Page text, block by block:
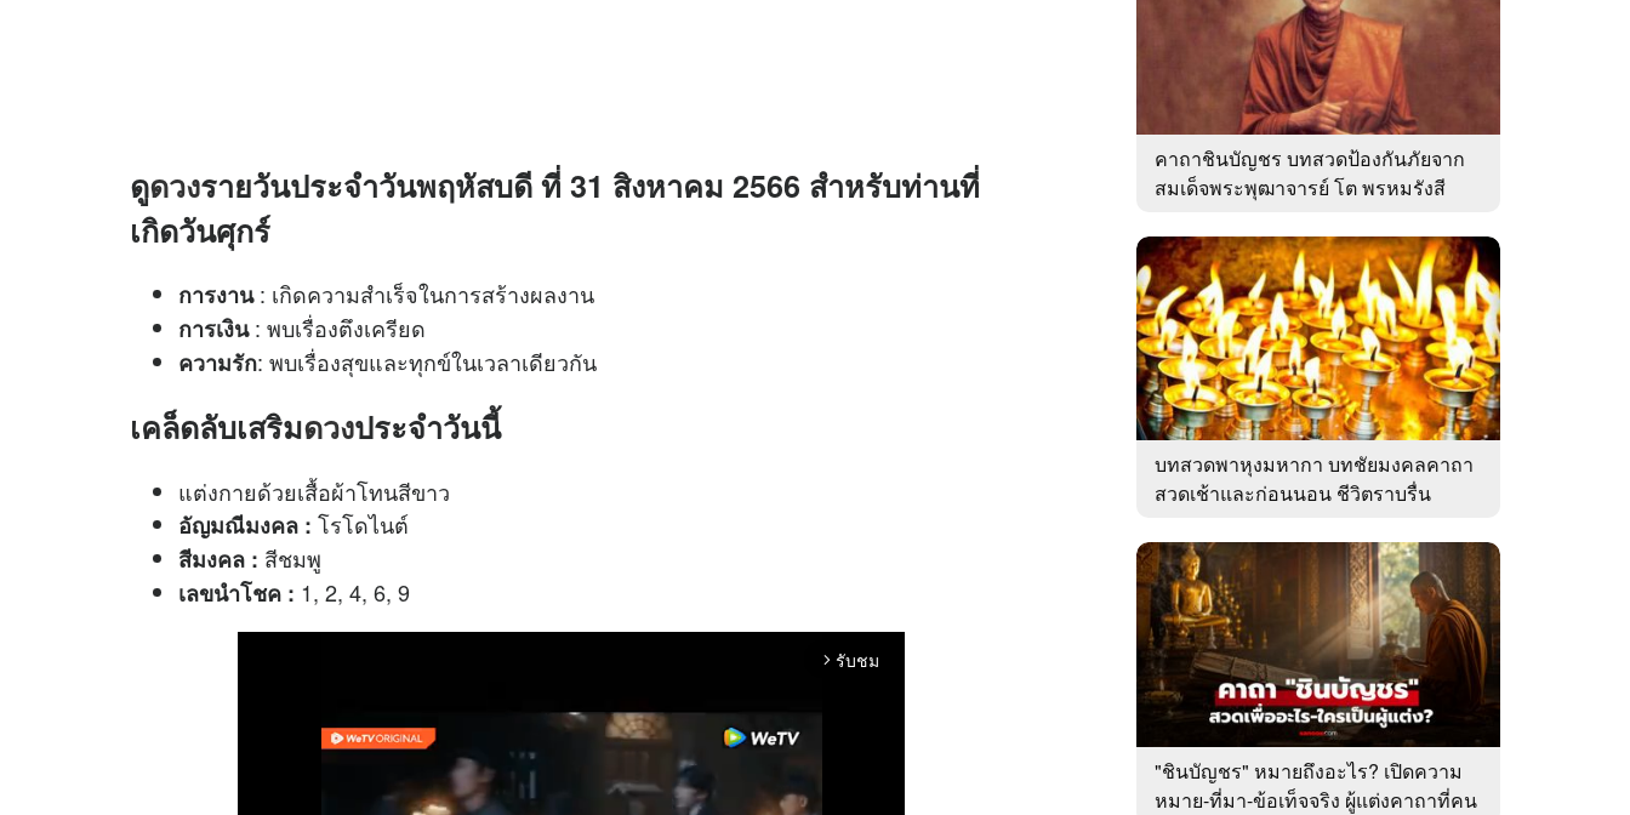
ดูดวงรายวันประจำวันพฤหัสบดี ที่ 31 สิงหาคม 2566 สำหรับท่านที่
เกิดวันศุกร์
การงาน : เกิดความสำเร็จในการสร้างผลงาน
การเงิน : พบเรื่องตึงเครียด
ความรัก: พบเรื่องสุขและทุกข์ในเวลาเดียวกัน
เคล็ดลับเสริมดวงประจำวันนี้
แต่งกายด้วยเสื้อผ้าโทนสีขาว
อัญมณีมงคล : โรโดไนต์
สีมงคล : สีชมพู
เลขนำโชค : 1, 2, 4, 6, 9
arrow_forward_ios รับชม
คาถาชินบัญชร บทสวดป้องกันภัยจาก
สมเด็จพระพุฒาจารย์ โต พรหมรังสี
บทสวดพาหุงมหากา บทชัยมงคลคาถา
สวดเช้าและก่อนนอน ชีวิตราบรื่น
"ชินบัญชร" หมายถึงอะไร? เปิดความ
หมาย-ที่มา-ข้อเท็จจริง ผู้แต่งคาถาที่คน